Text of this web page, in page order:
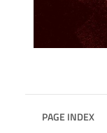
PAGE INDEX